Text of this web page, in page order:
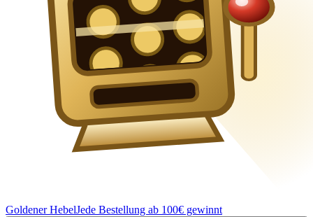
Goldener HebelJede Bestellung ab 100€ gewinnt